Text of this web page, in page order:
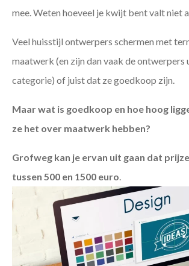
mee. Weten hoeveel je kwijt bent valt niet
Veel huisstijl ontwerpers schermen met
maatwerk (en zijn dan vaak de ontwerpers
categorie) of juist dat ze goedkoop zijn.
Maar wat is goedkoop en hoe hoog
ze het over maatwerk hebben?
Grofweg kan je ervan uit gaan dat
tussen 500 en 1500 euro.